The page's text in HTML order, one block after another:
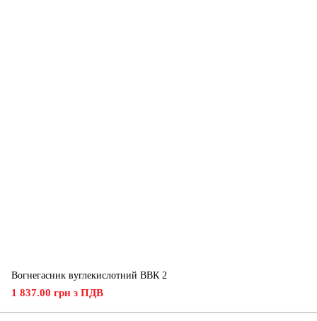
Вогнегасник вуглекислотний ВВК 2
1 837.00 грн з ПДВ